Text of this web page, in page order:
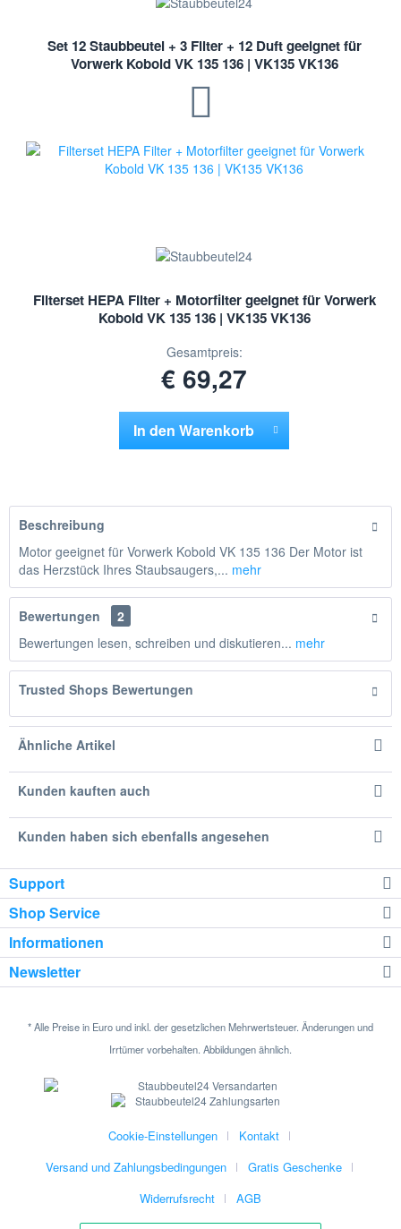
Set 12 Staubbeutel + 3 Filter + 12 Duft geeignet für
Vorwerk Kobold VK 135 136 | VK135 VK136
Filterset HEPA Filter + Motorfilter geeignet für Vorwerk
Kobold VK 135 136 | VK135 VK136
Gesamtpreis:
€ 69,27
In den Warenkorb
Beschreibung
Motor geeignet für Vorwerk Kobold VK 135 136 Der Motor ist
das Herzstück Ihres Staubsaugers,... mehr
Bewertungen
2
Bewertungen lesen, schreiben und diskutieren... mehr
Trusted Shops Bewertungen
Ähnliche Artikel
Kunden kauften auch
Kunden haben sich ebenfalls angesehen
Support
Shop Service
Informationen
Newsletter
* Alle Preise in Euro und inkl. der gesetzlichen Mehrwertsteuer. Änderungen und
Irrtümer vorbehalten. Abbildungen ähnlich.
Cookie-Einstellungen
Kontakt
Versand und Zahlungsbedingungen
Gratis Geschenke
Widerrufsrecht
AGB